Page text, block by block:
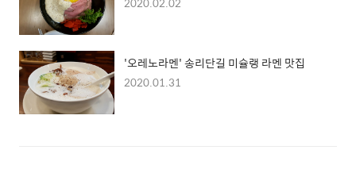
'오레노라멘' 송리단길 미슐랭 라멘 맛집
2020.01.31